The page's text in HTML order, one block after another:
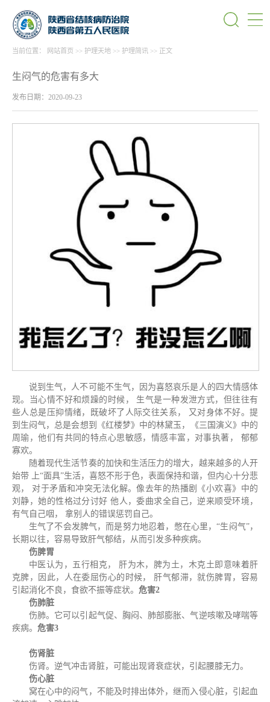
当前位置： 网站首页 >> 护理天地 >> 护理简讯 >> 正文
生闷气的危害有多大
发布日期：2020-09-23
说到⽣⽓，⼈不可能不⽣⽓，因为喜怒哀乐是⼈的四⼤情感体
现。当⼼情不好和烦躁的时候， ⽣⽓是⼀种发泄⽅式，但往往有
些⼈总是压抑情绪，既破坏了⼈际交往关系， ⼜对身体不好。提
到⽣闷⽓，总是会想到《红楼梦》中的林黛⽟，《三国演义》中的
周瑜，他们有共同的特点⼼思敏感，情感丰富，对事执著， 郁郁
寡欢。
随着现代⽣活节奏的加快和⽣活压⼒的增⼤，越来越多的⼈开
始带 上“⾯具”⽣活，喜怒不形于⾊，表⾯保持和谐，但内⼼⼗分悲
观， 对于⽭盾和冲突⽆法化解。像去年的热播剧《⼩欢喜》中的
刘静，她的性格过分讨好 他⼈，委曲求全⾃⼰，逆来顺受环境，
有⽓⾃⼰咽， 拿别⼈的错误惩罚⾃⼰。
⽣⽓了不会发脾⽓，⽽是努⼒地忍着，憋在⼼⾥，“⽣闷⽓”，
⻓期以往，容易导致肝⽓郁结，从⽽引发多种疾病。
伤脾胃
中医认为，五⾏相克， 肝为⽊，脾为⼟，⽊克⼟即意味着肝
克脾，因此，⼈在委屈伤⼼的时候， 肝⽓郁滞，就伤脾胃，容易
引起消化不良，⻝欲不振等症状。 危害2
伤肺脏
伤肺。它可以引起⽓促、胸闷、肺部膨胀、⽓逆咳嗽及哮喘等
疾病。 危害3
伤肾脏
伤肾。逆⽓冲击肾脏，可能出现肾衰症状，引起腰膝⽆⼒。
伤心脏
窝在⼼中的闷⽓，不能及时排出体外，继⽽⼊侵⼼脏，引起⾎